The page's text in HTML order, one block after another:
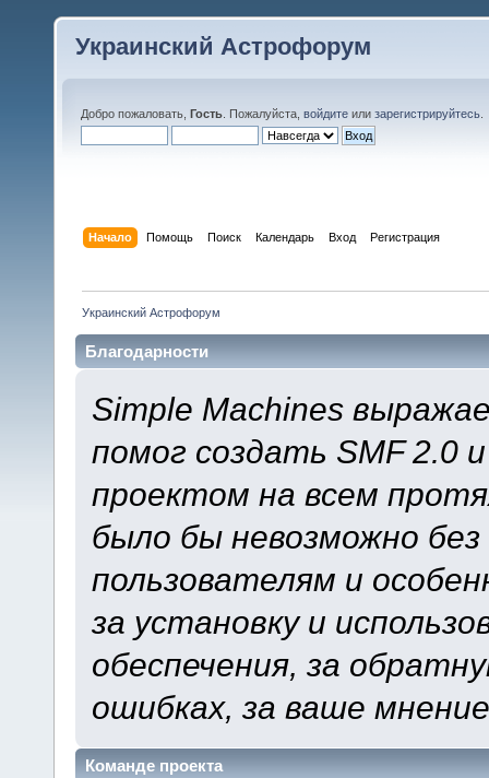
Украинский Астрофорум
Добро пожаловать, Гость . Пожалуйста, войдите или зарегистрируйтесь
Начало Помощь Поиск Календарь Вход Регистрация
Украинский Астрофорум
Благодарности
Simple Machines
помог создать SMF 2.0
проектом на всем
было бы невозможно
пользователям и
за установку и
обеспечения, за
ошибках, за ваше
Команде проекта